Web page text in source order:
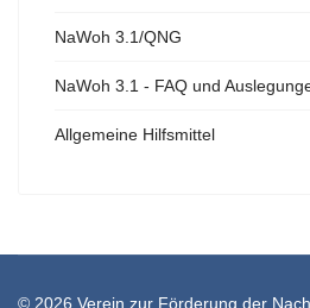
NaWoh 3.1/QNG
NaWoh 3.1 - FAQ und
Allgemeine Hilfsmittel
© 2026 Verein zur Förderung der